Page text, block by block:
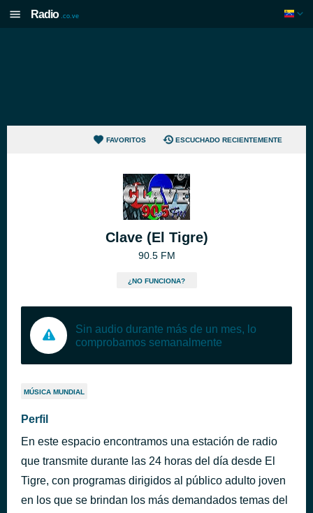
Radio .co.ve
FAVORITOS ESCUCHADO RECIENTEMENTE
Clave (El Tigre)
90.5 FM
¿NO FUNCIONA?
Sin audio durante más de un mes, lo
comprobamos semanalmente
MÚSICA MUNDIAL
Perfil
En este espacio encontramos una estación de radio
que transmite durante las 24 horas del día desde El
Tigre, con programas dirigidos al público adulto joven
en los que se brindan los más demandados temas del